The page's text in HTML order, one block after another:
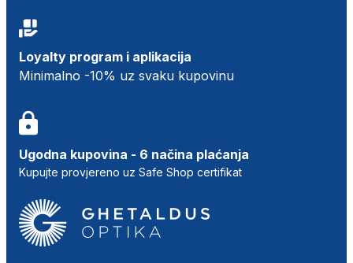
Loyalty program i aplikacija
Minimalno -10% uz svaku kupovinu
Ugodna kupovina - 6 načina plaćanja
Kupujte provjereno uz Safe Shop certifikat